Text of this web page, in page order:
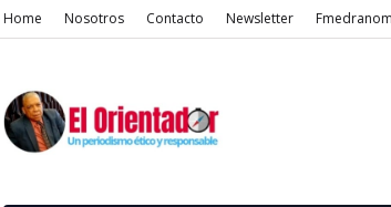
Home Nosotros Contacto Newsletter